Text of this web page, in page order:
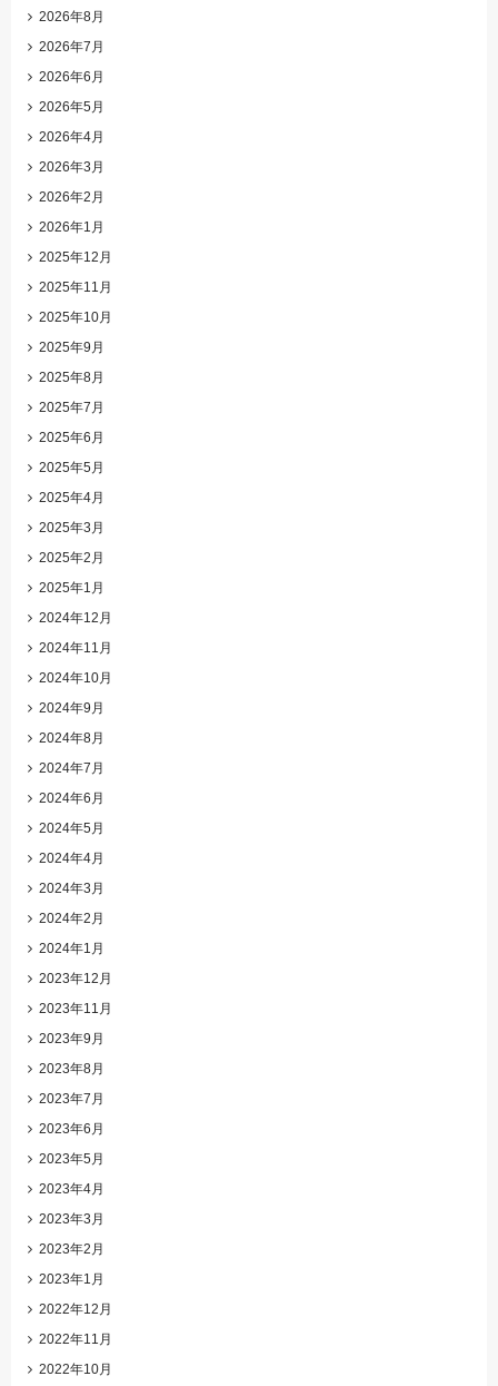
2026年8月
2026年7月
2026年6月
2026年5月
2026年4月
2026年3月
2026年2月
2026年1月
2025年12月
2025年11月
2025年10月
2025年9月
2025年8月
2025年7月
2025年6月
2025年5月
2025年4月
2025年3月
2025年2月
2025年1月
2024年12月
2024年11月
2024年10月
2024年9月
2024年8月
2024年7月
2024年6月
2024年5月
2024年4月
2024年3月
2024年2月
2024年1月
2023年12月
2023年11月
2023年9月
2023年8月
2023年7月
2023年6月
2023年5月
2023年4月
2023年3月
2023年2月
2023年1月
2022年12月
2022年11月
2022年10月